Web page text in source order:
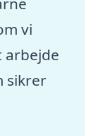
vi
arbejde
sikrer